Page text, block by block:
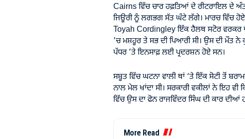
Cairns ਵਿੱਚ ਚਾਰ ਹਫ਼ਤਿਆਂ ਦੇ ਰੀਟਰਾਇਲ ਦੇ
ਜਿਊਰੀ ਨੂੰ ਲਗਭਗ ਸੱਤ ਘੰਟੇ ਲੱਗੇ। ਮਾਰਚ ਵਿੱਚ ਹੋਏ
Toyah Cordingley ਇੱਕ ਹੈਲਥ ਸਟੋਰ ਵਰਕਰ
’ਚ ਮਸ਼ਹੂਰ ਤੇ ਸਭ ਦੀ ਪਿਆਰੀ ਸੀ। ਉਸ ਦੀ ਮੌਤ
ਪੱਧਰ ’ਤੇ ਇਨਸਾਫ਼ ਲਈ ਪ੍ਰਦਰਸ਼ਨ ਹੋਏ ਸਨ।
ਸਬੂਤ ਵਿੱਚ ਘਟਨਾ ਵਾਲੀ ਥਾਂ ‘ਤੇ ਇੱਕ ਸੋਟੀ ਤੋਂ
ਨਾਲ ਮੇਲ ਖਾਂਦਾ ਸੀ। ਸਰਕਾਰੀ ਵਕੀਲਾਂ ਨੇ ਇਹ
ਵਿੱਚ ਉਸ ਦਾ ਫੋਨ ਰਾਜਵਿੰਦਰ ਸਿੰਘ ਦੀ ਕਾਰ ਦੀਆਂ
More Read